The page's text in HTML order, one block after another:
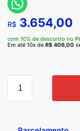
R$ 3.654,00
com 10% de desconto no
Em até 10x de R$ 406,00